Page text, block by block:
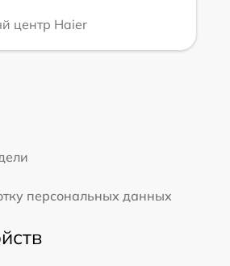
центр Haier
персональных данных